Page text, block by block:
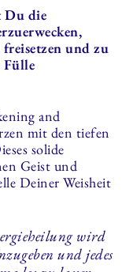
Du die
und zu
Fülle
and
mit den tiefen
solide
Geist und
Deiner Weisheit
wird
und jedes